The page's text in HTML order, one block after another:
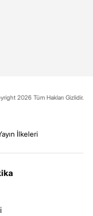
2026 Tüm Hakları Gizlidir.
İlkeleri